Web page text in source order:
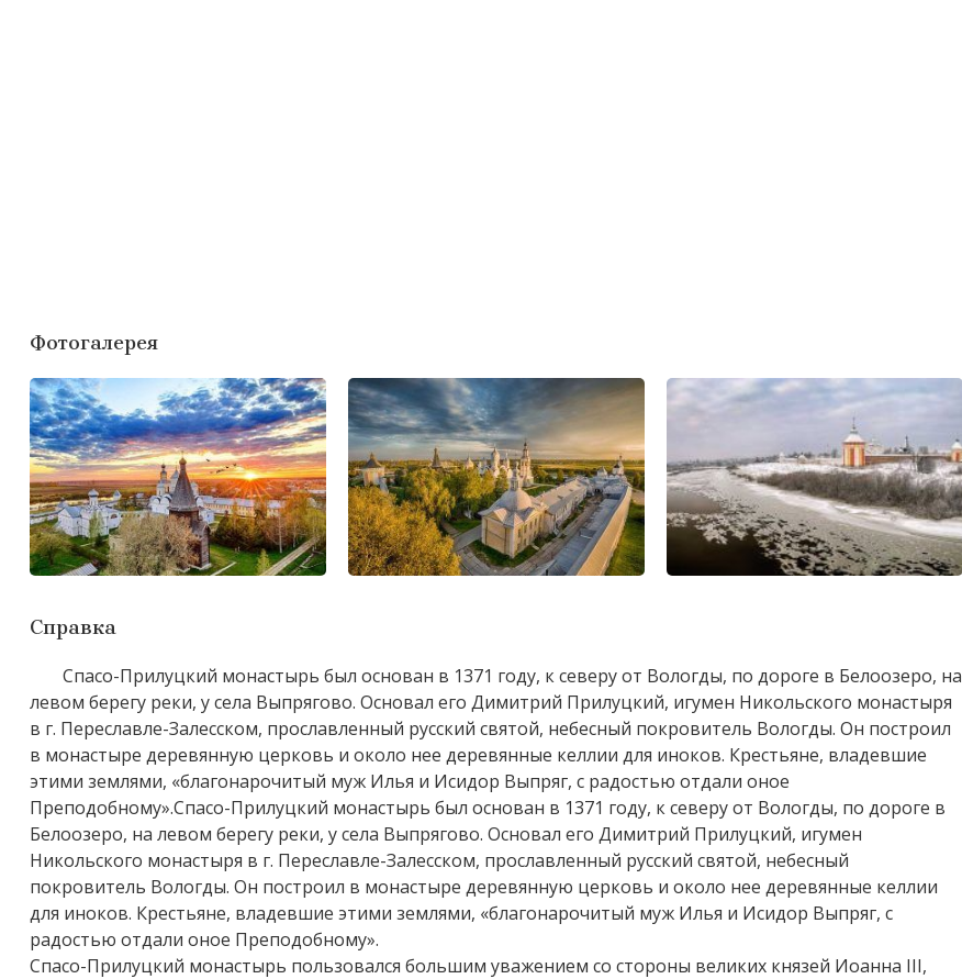
Фотогалерея
Справка
Спасо-Прилуцкий монастырь был основан в 1371 году, к северу от Вологды, по дороге в Белоозеро, на
левом берегу реки, у села Выпрягово. Основал его Димитрий Прилуцкий, игумен Никольского монастыря
в г. Переславле-Залесском, прославленный русский святой, небесный покровитель Вологды. Он построил
в монастыре деревянную церковь и около нее деревянные келлии для иноков. Крестьяне, владевшие
этими землями, «благонарочитый муж Илья и Исидор Выпряг, с радостью отдали оное
Преподобному».Спасо-Прилуцкий монастырь был основан в 1371 году, к северу от Вологды, по дороге в
Белоозеро, на левом берегу реки, у села Выпрягово. Основал его Димитрий Прилуцкий, игумен
Никольского монастыря в г. Переславле-Залесском, прославленный русский святой, небесный
покровитель Вологды. Он построил в монастыре деревянную церковь и около нее деревянные келлии
для иноков. Крестьяне, владевшие этими землями, «благонарочитый муж Илья и Исидор Выпряг, с
радостью отдали оное Преподобному».
Спасо-Прилуцкий монастырь пользовался большим уважением со стороны великих князей Иоанна III,